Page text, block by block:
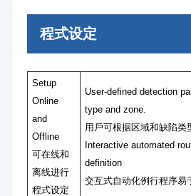
程式设定
Setup
Online
and
Offline
可在线和
离线进⾏
程式设定
User-defined detection
type and zone.
⽤⼾可根据区域和缺陷类
Interactive automated
definition
交互式⾃动化例⾏程序易